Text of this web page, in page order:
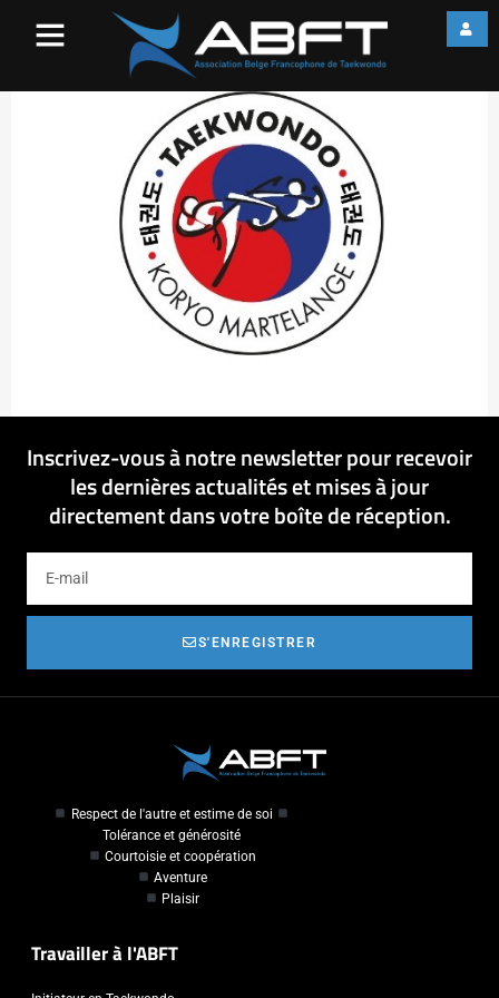
Inscrivez-vous à notre newsletter pour recevoir
les dernières actualités et mises à jour
directement dans votre boîte de réception.
S'ENREGISTRER
Respect de l'autre et estime de soi
Tolérance et générosité
Courtoisie et coopération
Aventure
Plaisir
Travailler à l'ABFT